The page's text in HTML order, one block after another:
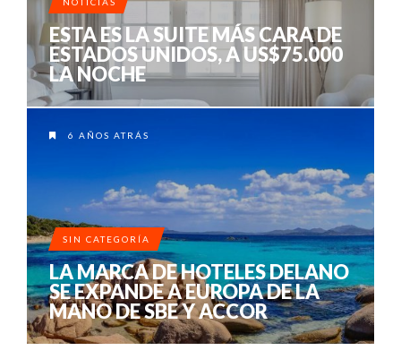
ESTA ES LA SUITE MÁS CARA DE
ESTADOS UNIDOS, A US$75.000
LA NOCHE
6 AÑOS ATRÁS
SIN CATEGORÍA
LA MARCA DE HOTELES DELANO
SE EXPANDE A EUROPA DE LA
MANO DE SBE Y ACCOR